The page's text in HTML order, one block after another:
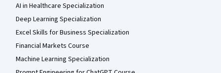
AI in Healthcare Specialization
Deep Learning Specialization
Excel Skills for Business Specialization
Financial Markets Course
Machine Learning Specialization